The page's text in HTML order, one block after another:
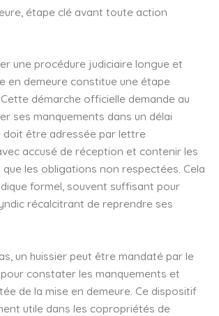
étape clé avant toute action
une procédure judiciaire longue et
en demeure constitue une étape
démarche officielle demande au
ses manquements dans un délai
doit être adressée par lettre
accusé de réception et contenir les
les obligations non respectées. Cela
formel, souvent suffisant pour
récalcitrant de reprendre ses
un huissier peut être mandaté par le
constater les manquements et
de la mise en demeure. Ce dispositif
utile dans les copropriétés de